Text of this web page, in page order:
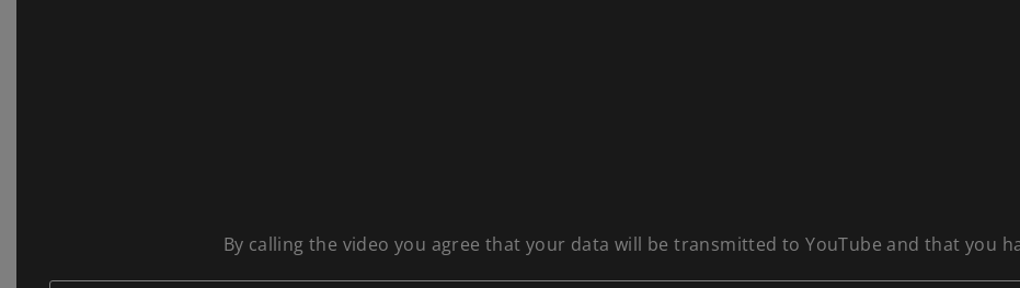
By calling the video you agree that your data will be transmitted to YouTube and that you